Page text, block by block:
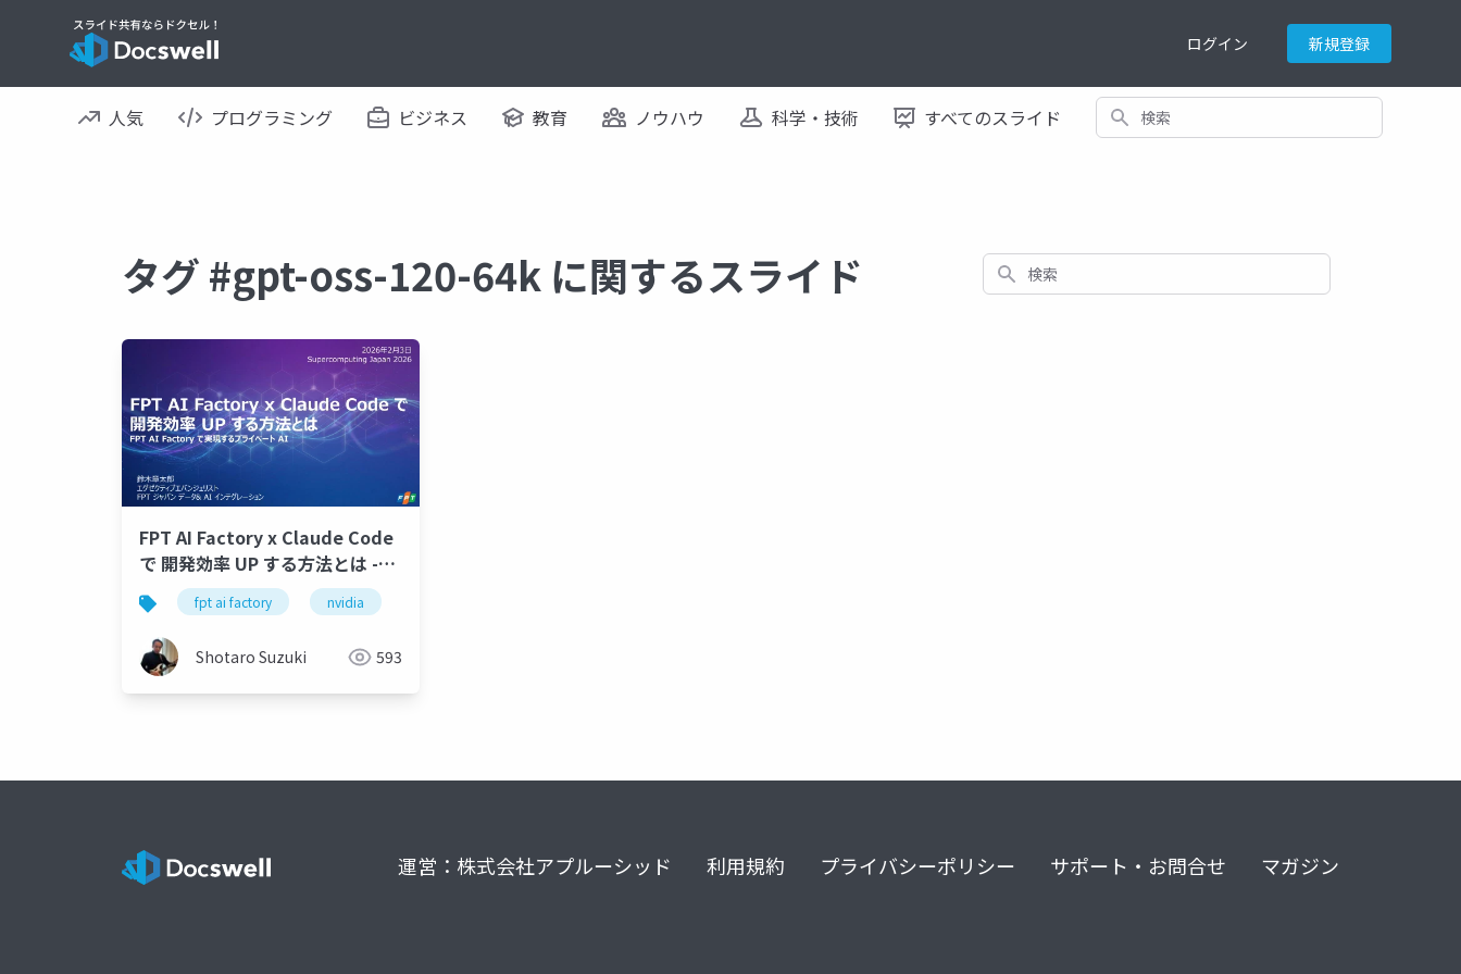
ログイン 新規登録
人気 プログラミング ビジネス 教育 ノウハウ 科学・技術 すべてのスライド 検索
タグ #gpt-oss-120-64k に関するスライド 検索
FPT AI Factory x Claude Code
で 開発効率 UP する方法とは -
FPT AI Factory で実現するプラ
イベート AI -
fpt ai factory nvidia
Shotaro Suzuki 593
運営：株式会社アプルーシッド 利用規約 プライバシーポリシー サポート・お問合せ マガジン